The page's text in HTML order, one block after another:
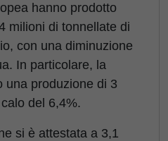
hanno prodotto
milioni di tonnellate di
con una diminuzione
In particolare, la
una produzione di 3
del 6,4%.
si è attestata a 3,1